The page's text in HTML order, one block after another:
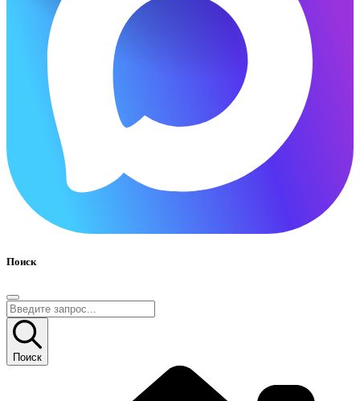
Поиск
Поиск